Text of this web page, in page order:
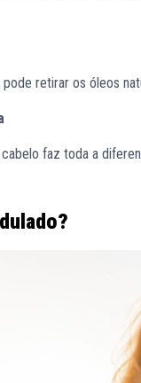
retirar os óleos
faz toda a